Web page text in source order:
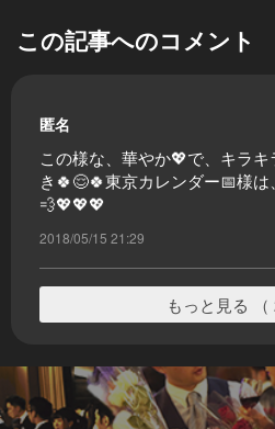
この記事へのコメント
匿名
この様な、華やか💖で、キラ
き🍀😌🍀東京カレンダー📅様
💨💖💖💖
2018/05/15 21:29
もっと見る （